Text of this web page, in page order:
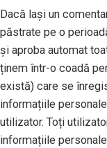
Dacă lași un
păstrate pe o
și aproba automat
ținem într-o coadă
există) care se
informațiile
utilizator. Toți
informațiile